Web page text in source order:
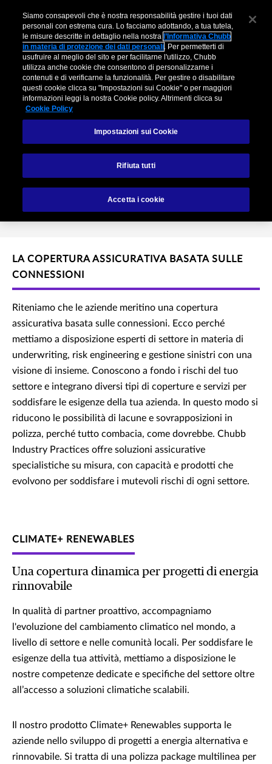
Climate+ Renewables
LA COPERTURA ASSICURATIVA BASATA SULLE
CONNESSIONI
Riteniamo che le aziende meritino una copertura
assicurativa basata sulle connessioni. Ecco perché
mettiamo a disposizione esperti di settore in materia di
underwriting, risk engineering e gestione sinistri con una
visione di insieme. Conoscono a fondo i rischi del tuo
settore e integrano diversi tipi di coperture e servizi per
soddisfare le esigenze della tua azienda. In questo modo si
riducono le possibilità di lacune e sovrapposizioni in
polizza, perché tutto combacia, come dovrebbe. Chubb
Industry Practices offre soluzioni assicurative
specialistiche su misura, con capacità e prodotti che
evolvono per soddisfare i mutevoli rischi di ogni settore.
CLIMATE+ RENEWABLES
Una copertura dinamica per progetti di energia
rinnovabile
In qualità di partner proattivo, accompagniamo
l'evoluzione del cambiamento climatico nel mondo, a
livello di settore e nelle comunità locali. Per soddisfare le
esigenze della tua attività, mettiamo a disposizione le
nostre competenze dedicate e specifiche del settore oltre
all’accesso a soluzioni climatiche scalabili.
Il nostro prodotto Climate+ Renewables supporta le
aziende nello sviluppo di progetti a energia alternativa e
rinnovabile. Si tratta di una polizza package multilinea per
Siamo consapevoli che è nostra responsabilità gestire i tuoi dati
personali con estrema cura. Lo facciamo adottando, a tua tutela,
le misure descritte in dettaglio nella nostra l’Informativa Chubb
in materia di protezione dei dati personali. Per permetterti di
usufruire al meglio del sito e per facilitarne l'utilizzo, Chubb
utilizza anche cookie che consentono di personalizzarne i
contenuti e di verificarne la funzionalità. Per gestire o disabilitare
questi cookie clicca su "Impostazioni sui Cookie" o per maggiori
informazioni leggi la nostra Cookie policy. Altrimenti clicca su
Cookie Policy
Impostazioni sui Cookie
Rifiuta tutti
Accetta i cookie